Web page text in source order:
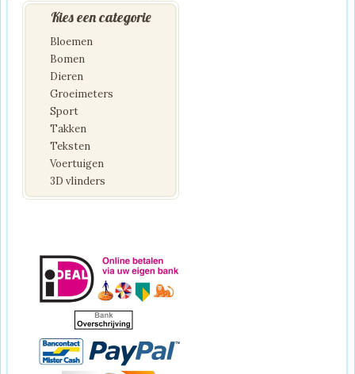
Kies een categorie
Bloemen
Bomen
Dieren
Groeimeters
Sport
Takken
Teksten
Voertuigen
3D vlinders